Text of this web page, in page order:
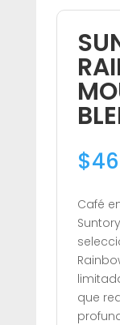
$46
Café
que